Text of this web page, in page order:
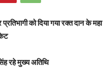
को दिया गया रक्त दान के महा
रहे मुख्य अतिथि